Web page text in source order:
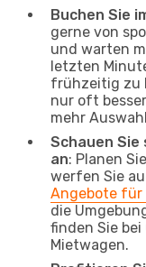
Buchen Sie
gerne von
und warten
letzten
frühzeitig zu
nur oft
mehr
Schauen
an: Planen
werfen Sie
Angebote für
die
finden Sie
Mietwagen.